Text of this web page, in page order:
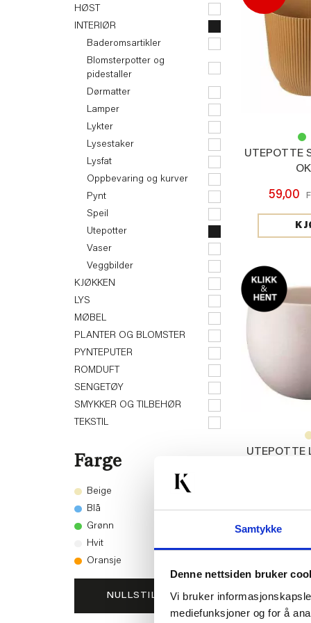
Samtykke
Denne nettsiden bruker
Vi bruker
mediefunksjoner og for å
HØST
INTERIØR
Baderomsartikler
Blomsterpotter og
pidestaller
Dørmatter
Lamper
Lykter
Lysestaker
Lysfat
Oppbevaring og kurver
Pynt
Speil
Utepotter
Vaser
Veggbilder
KJØKKEN
LYS
MØBEL
PLANTER OG BLOMSTER
PYNTEPUTER
ROMDUFT
SENGETØY
SMYKKER OG TILBEHØR
TEKSTIL
Farge
Beige
Blå
Grønn
Hvit
Oransje
NULLSTILL VALG
UTEPOTTE
59,00
UTEPOTTE